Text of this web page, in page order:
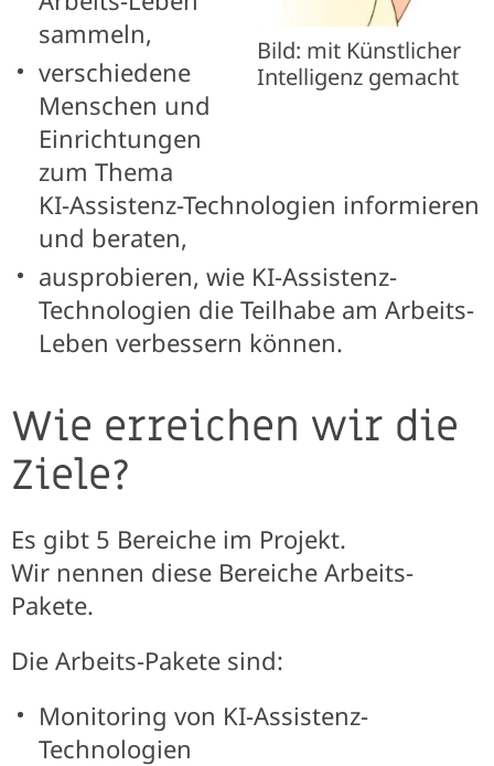
Bild: mit Künstlicher
Intelligenz gemacht
sammeln,
verschiedene
Menschen und
Einrichtungen
zum Thema
KI-Assistenz-Technologien informieren
und beraten,
ausprobieren, wie KI-Assistenz-
Technologien die Teilhabe am Arbeits-
Leben verbessern können.
Wie erreichen wir die
Ziele?
Es gibt 5 Bereiche im Projekt.
Wir nennen diese Bereiche Arbeits-
Pakete.
Die Arbeits-Pakete sind:
Monitoring von KI-Assistenz-
Technologien